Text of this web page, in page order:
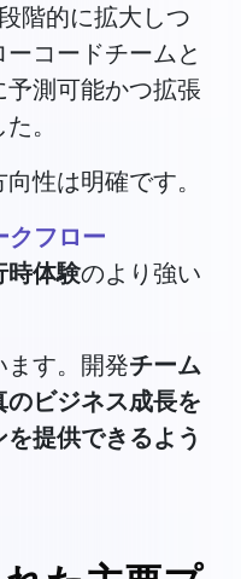
階的に拡大しつ
コードチームと
測可能かつ拡張
。
性は明確です。
クフロー
時体験のより強い
す。開発チーム
ビジネス成長を
提供できるよう